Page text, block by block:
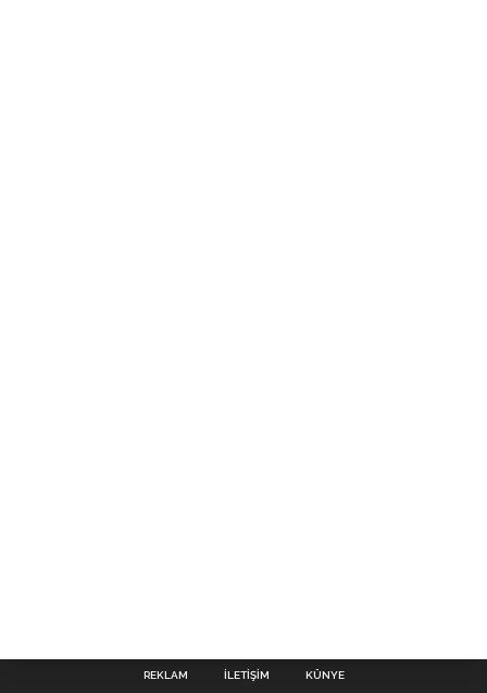
REKLAM İLETIŞIM KÜNYE